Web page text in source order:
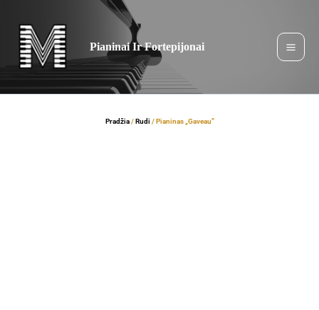
turinio
Pianinai Ir Fortepijonai
Pradžia/Rudi / Pianinas „Gaveau”